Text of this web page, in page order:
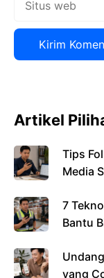
Artikel
Tips
Media
7
Bantu
yang